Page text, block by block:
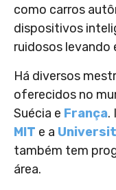
como carros
dispositivos
ruidosos levando
Há diversos
oferecidos no
Suécia e França.
MIT e a
também tem
área.